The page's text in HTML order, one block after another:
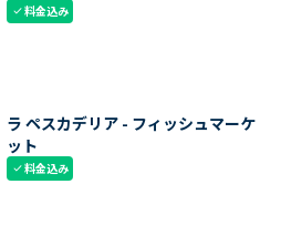
check料金込み
ラ ペスカデリア - フィッシュマーケ
ット
check料金込み